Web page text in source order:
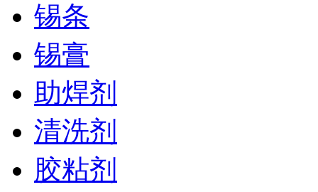
锡条
锡膏
助焊剂
清洗剂
胶粘剂